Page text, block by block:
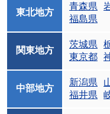
東北地方
青森県
福島県
関東地方
茨城県
東京都
中部地方
新潟県
福井県